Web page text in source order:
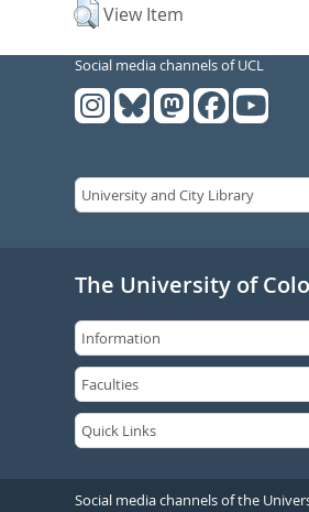
View Item
Social media channels of UCL
The University of
Social media channels of the